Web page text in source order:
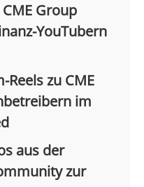
Group
YouTubern
zu CME
im
aus der
zur